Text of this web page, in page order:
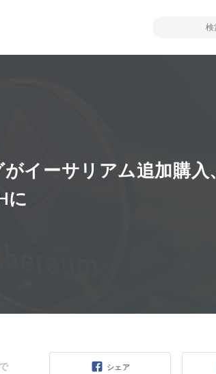
イーサリアム追加購入、
に
シェア